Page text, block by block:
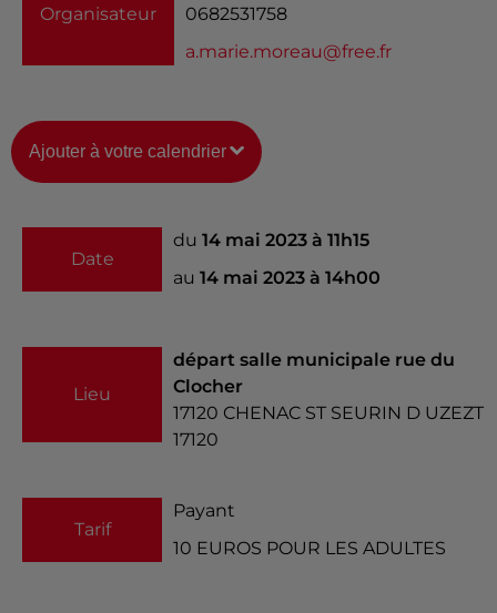
Organisateur
0682531758
a.marie.moreau@free.fr
Ajouter à votre calendrier
Date
du 14 mai 2023 à 11h15
au 14 mai 2023 à 14h00
Lieu
départ salle municipale rue du
Clocher
17120 CHENAC ST SEURIN D UZEZT
17120
Tarif
Payant
10 EUROS POUR LES ADULTES